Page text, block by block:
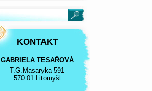
KONTAKT
GABRIELA TESAŘOVÁ
T.G.Masaryka 591
570 01 Litomyšl